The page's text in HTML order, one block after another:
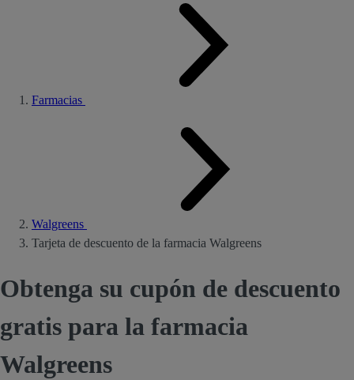
Farmacias
Walgreens
Tarjeta de descuento de la farmacia Walgreens
Obtenga su cupón de descuento
gratis para la farmacia
Walgreens